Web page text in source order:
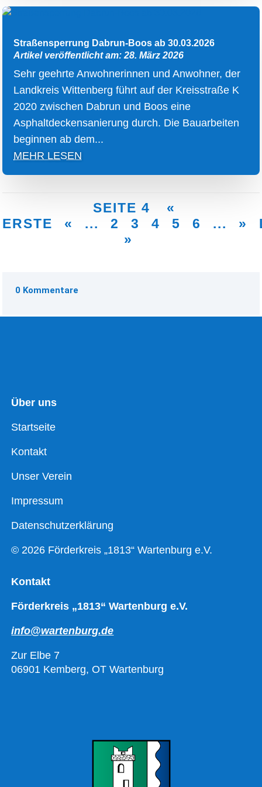
Straßensperrung Dabrun-Boos ab 30.03.2026
Artikel veröffentlicht am: 28. März 2026
Sehr geehrte Anwohnerinnen und Anwohner, der
Landkreis Wittenberg führt auf der Kreisstraße K
2020 zwischen Dabrun und Boos eine
Asphaltdeckensanierung durch. Die Bauarbeiten
beginnen ab dem...
MEHR LESEN
SEITE 4
«
ERSTE
« ... 2 3 4 5 6 ... »
»
0 Kommentare
Über uns
Startseite
Kontakt
Unser Verein
Impressum
Datenschutzerklärung
© 2026 Förderkreis „1813“ Wartenburg e.V.
Kontakt
Förderkreis „1813“ Wartenburg e.V.
info@wartenburg.de
Zur Elbe 7
06901 Kemberg, OT Wartenburg